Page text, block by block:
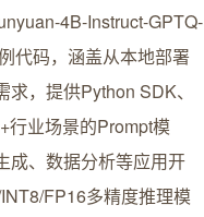
4B-Instruct-GPTQ-
代码，涵盖从本地部署
，提供Python SDK、
行业场景的Prompt模
成、数据分析等应用开
FP16多精度推理模